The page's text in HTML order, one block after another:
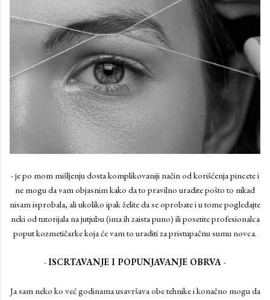
- je po mom mišljenju dosta komplikovaniji način od korišćenja pincete i
ne mogu da vam objasnim kako da to pravilno uradite pošto to nikad
nisam isprobala, ali ukoliko ipak želite da se oprobate i u tome pogledajte
neki od tutorijala na jutjubu (ima ih zaista puno) ili posetite profesionalca
poput kozmetičarke koja će vam to uraditi za pristupačnu sumu novca.
-ISCRTAVANJE I POPUNJAVANJE OBRVA -
Ja sam neko ko već godinama usavršava obe tehnike i konačno mogu da